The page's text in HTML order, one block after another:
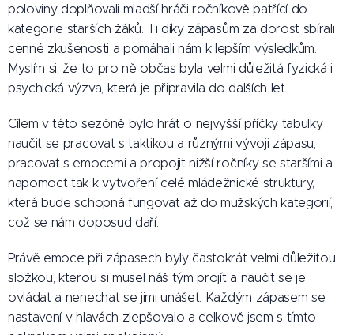
poloviny doplňovali mladší hráči ročníkově patřící do
kategorie starších žáků. Ti díky zápasům za dorost sbírali
cenné zkušenosti a pomáhali nám k lepším výsledkům.
Myslím si, že to pro ně občas byla velmi důležitá fyzická i
psychická výzva, která je připravila do dalších let.📈
Cílem v této sezóně bylo hrát o nejvyšší příčky tabulky,
naučit se pracovat s taktikou a různými vývoji zápasu,
pracovat s emocemi a propojit nižší ročníky se staršími a
napomoct tak k vytvoření celé mládežnické struktury,
která bude schopná fungovat až do mužských kategorií,
což se nám doposud daří.👆🏻
Právě emoce při zápasech byly častokrát velmi důležitou
složkou, kterou si musel náš tým projít a naučit se je
ovládat a nenechat se jimi unášet. Každým zápasem se
nastavení v hlavách zlepšovalo a celkově jsem s tímto